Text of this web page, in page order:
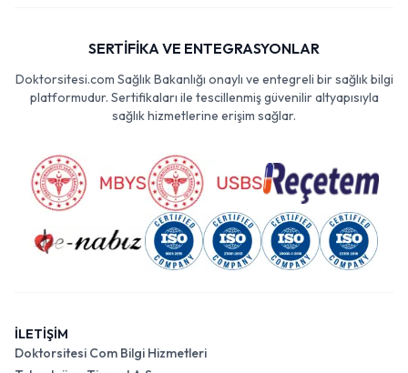
SERTİFİKA VE ENTEGRASYONLAR
Doktorsitesi.com Sağlık Bakanlığı onaylı ve entegreli bir sağlık bilgi
platformudur. Sertifikaları ile tescillenmiş güvenilir altyapısıyla
sağlık hizmetlerine erişim sağlar.
İLETİŞİM
Doktorsitesi Com Bilgi Hizmetleri